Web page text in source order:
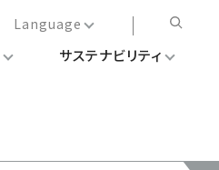
Language
日本語サステナビリティ